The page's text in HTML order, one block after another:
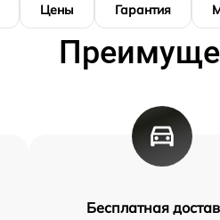
Цены Гарантия
Бесплатная